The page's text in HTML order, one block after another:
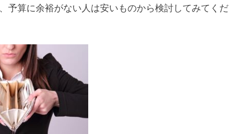
予算に余裕がない人は安いものから検討してみてくだ